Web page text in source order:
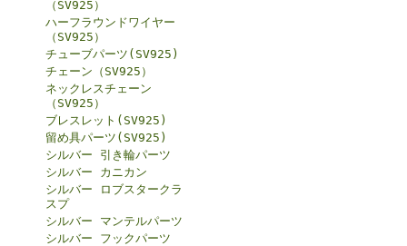
（SV925）
ハーフラウンドワイヤー
（SV925）
チューブパーツ(SV925)
チェーン（SV925）
ネックレスチェーン
（SV925）
ブレスレット(SV925)
留め具パーツ(SV925)
シルバー 引き輪パーツ
シルバー カニカン
シルバー ロブスタークラ
スプ
シルバー マンテルパーツ
シルバー フックパーツ